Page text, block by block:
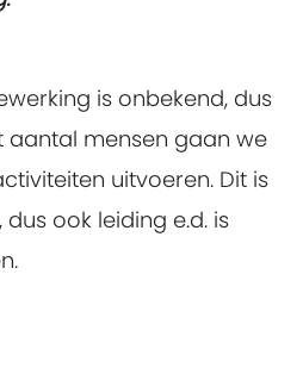
is onbekend, dus
aantal mensen gaan we
uitvoeren. Dit is
ook leiding e.d. is